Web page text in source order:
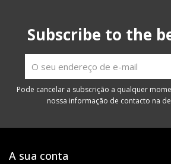
Subscribe to the
Pode cancelar a subscrição a qualquer
nossa informação de contacto na
A sua conta